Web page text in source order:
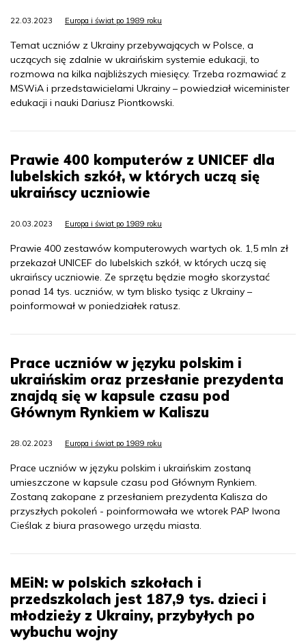
22.03.2023 Europa i świat po 1989 roku
Temat uczniów z Ukrainy przebywających w Polsce, a
uczących się zdalnie w ukraińskim systemie edukacji, to
rozmowa na kilka najbliższych miesięcy. Trzeba rozmawiać z
MSWiA i przedstawicielami Ukrainy – powiedział wiceminister
edukacji i nauki Dariusz Piontkowski.
Prawie 400 komputerów z UNICEF dla
lubelskich szkół, w których uczą się
ukraińscy uczniowie
20.03.2023 Europa i świat po 1989 roku
Prawie 400 zestawów komputerowych wartych ok. 1,5 mln zł
przekazał UNICEF do lubelskich szkół, w których uczą się
ukraińscy uczniowie. Ze sprzętu będzie mogło skorzystać
ponad 14 tys. uczniów, w tym blisko tysiąc z Ukrainy –
poinformował w poniedziałek ratusz.
Prace uczniów w języku polskim i
ukraińskim oraz przesłanie prezydenta
znajdą się w kapsule czasu pod
Głównym Rynkiem w Kaliszu
28.02.2023 Europa i świat po 1989 roku
Prace uczniów w języku polskim i ukraińskim zostaną
umieszczone w kapsule czasu pod Głównym Rynkiem.
Zostaną zakopane z przesłaniem prezydenta Kalisza do
przyszłych pokoleń - poinformowała we wtorek PAP Iwona
Cieślak z biura prasowego urzędu miasta.
MEiN: w polskich szkołach i
przedszkolach jest 187,9 tys. dzieci i
młodzieży z Ukrainy, przybyłych po
wybuchu wojny